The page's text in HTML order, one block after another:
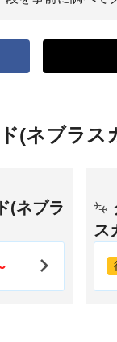
(ネブラス
(ネブラ
ス